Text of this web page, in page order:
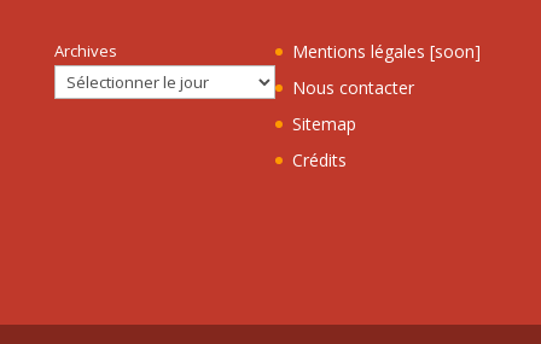
Archives
Mentions légales [soon]
Nous contacter
Sitemap
Crédits